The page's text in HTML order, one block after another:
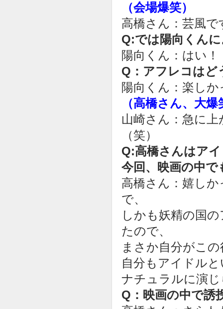
（会場爆笑）
高橋さん：芸風で
Q:では陽向くん
陽向くん：はい！
Q：アフレコはど
陽向くん：楽し
（高橋さん、大爆
山崎さん：急に
（笑）
Q:高橋さんはア
今回、映画の中
高橋さん：嬉し
で、
しかも妖精の国
たので、
まさか自分がこ
自分もアイドル
ナチュラルに演
Q：映画の中で誘